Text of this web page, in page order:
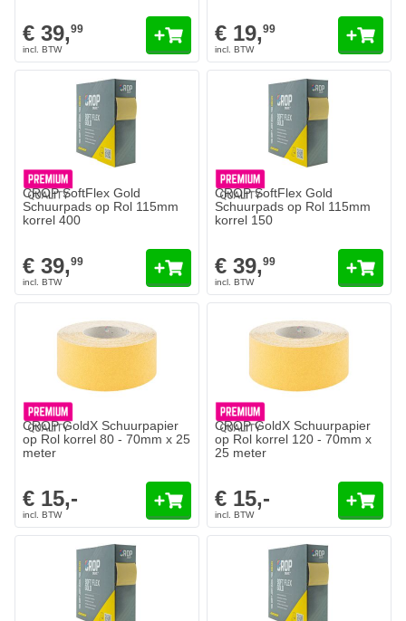
€ 39,99 € 19,99
CROP SoftFlex Gold
Schuurpads op Rol 115mm
korrel 400
€ 39,99
CROP SoftFlex Gold
Schuurpads op Rol 115mm
korrel 150
€ 39,99
CROP GoldX Schuurpapier
op Rol korrel 80 - 70mm x 25
meter
€ 15,-
CROP GoldX Schuurpapier
op Rol korrel 120 - 70mm x
25 meter
€ 15,-